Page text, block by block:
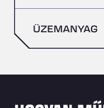
ÜZEMANYAG